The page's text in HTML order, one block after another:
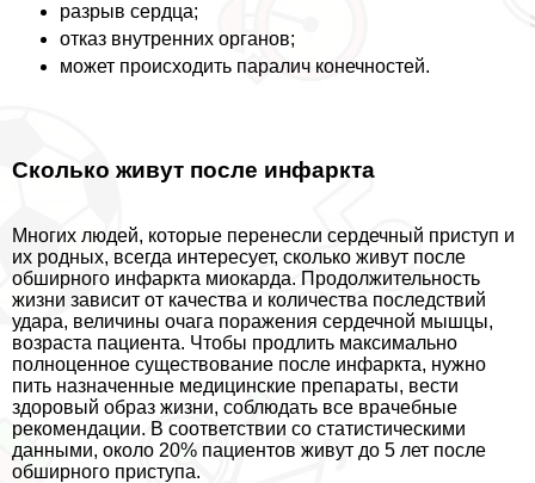
разрыв сердца;
отказ внутренних органов;
может происходить паралич конечностей.
Сколько живут после инфаркта
Многих людей, которые перенесли сердечный приступ и
их родных, всегда интересует, сколько живут после
обширного инфаркта миокарда. Продолжительность
жизни зависит от качества и количества последствий
удара, величины очага поражения сердечной мышцы,
возраста пациента. Чтобы продлить максимально
полноценное существование после инфаркта, нужно
пить назначенные медицинские препараты, вести
здоровый образ жизни, соблюдать все врачебные
рекомендации. В соответствии со статистическими
данными, около 20% пациентов живут до 5 лет после
обширного приступа.